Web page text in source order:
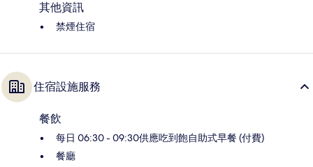
其他資訊
禁煙住宿
住宿設施服務
餐飲
每日 06:30 - 09:30供應吃到飽自助式早餐 (付費)
餐廳